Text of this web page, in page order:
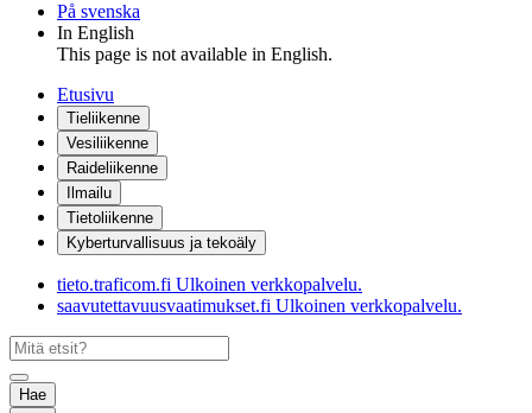
På svenska
In English
This page is not available in English.
Etusivu
Tieliikenne
Vesiliikenne
Raideliikenne
Ilmailu
Tietoliikenne
Kyberturvallisuus ja tekoäly
tieto.traficom.fi Ulkoinen verkkopalvelu.
saavutettavuusvaatimukset.fi Ulkoinen verkkopalvelu.
Hae